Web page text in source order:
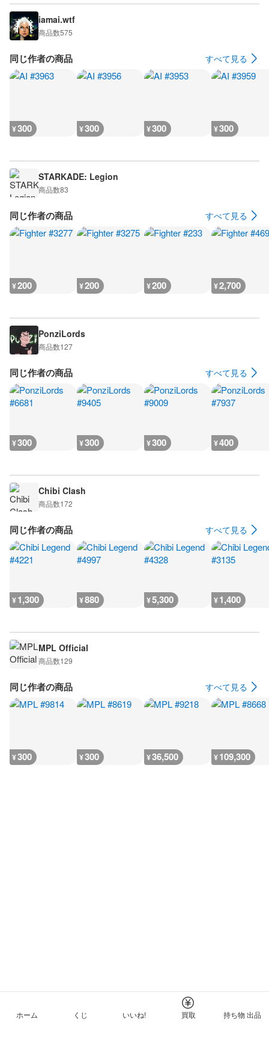
iamai.wtf
商品数575
同じ作者の商品 すべて見る
¥300 ¥300 ¥300 ¥300
STARKADE: Legion
商品数83
同じ作者の商品 すべて見る
¥200 ¥200 ¥200 ¥2,700
PonziLords
商品数127
同じ作者の商品 すべて見る
¥300 ¥300 ¥300 ¥400
Chibi Clash
商品数172
同じ作者の商品 すべて見る
¥1,300 ¥880 ¥5,300 ¥1,400
MPL Official
商品数129
同じ作者の商品 すべて見る
¥300 ¥300 ¥36,500 ¥109,300
ホーム くじ いいね! 買取 持ち物 出品